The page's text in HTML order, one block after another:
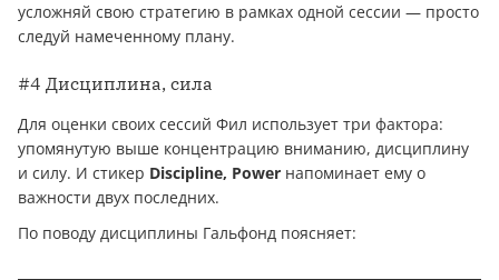
усложняй свою стратегию в рамках одной сессии — просто
следуй намеченному плану.
#4 Дисциплина, сила
Для оценки своих сессий Фил использует три фактора:
упомянутую выше концентрацию вниманию, дисциплину
и силу. И стикер Discipline, Power напоминает ему о
важности двух последних.
По поводу дисциплины Гальфонд поясняет: